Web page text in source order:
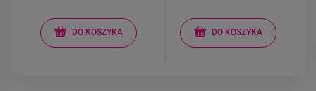
DO KOSZYKA DO KOSZYKA